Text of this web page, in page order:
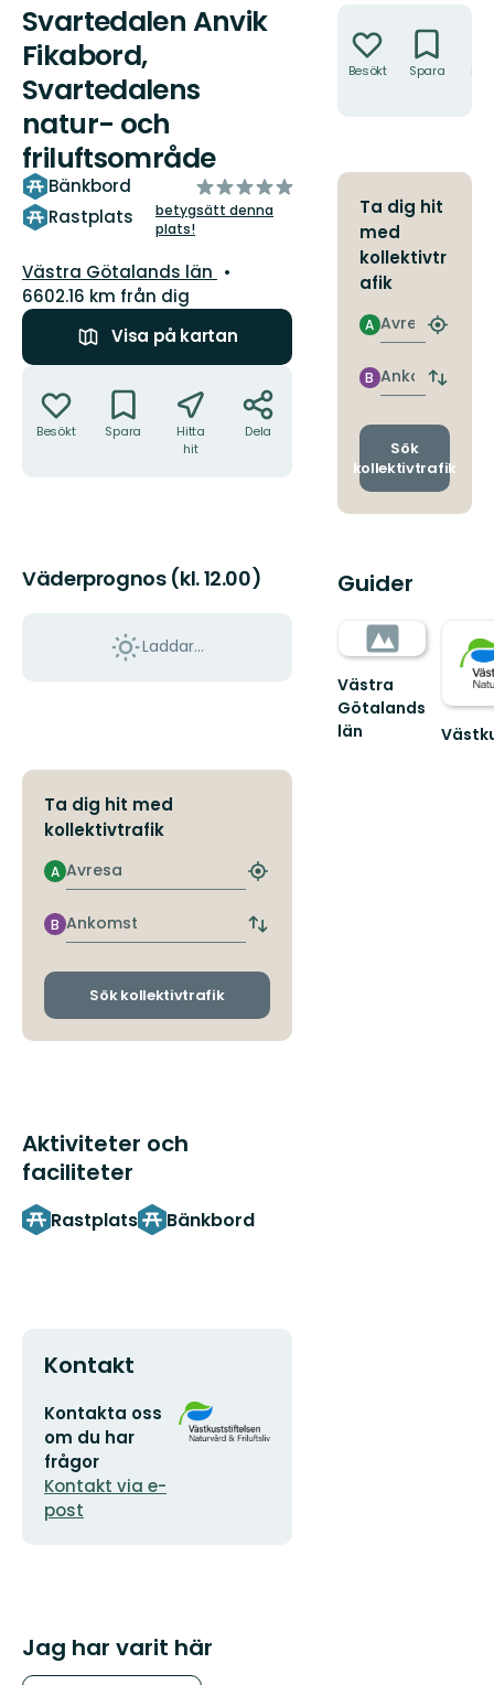
Svartedalen Anvik
Fikabord,
Svartedalens
natur- och
friluftsområde
Bänkbord
Rastplats
av
5
stjärnor
betygsätt denna
plats!
Län:
Västra Götalands län
6602.16 km från dig
Visa på kartan
Besökt Spara
Hitta
hit
Dela
Väderprognos (kl. 12.00)
Laddar...
Ta dig hit med
kollektivtrafik
Avresa
A
Hitta
hållplats
Ankomst
B
Byt
och
Sök kollektivtrafik
Aktiviteter och
faciliteter
Rastplats Bänkbord
Kontakt
E-
postadress
Kontakta oss
om du har
frågor
Kontakt via e-
post
Organisationens
logotyp
Jag har varit här
Besökt Spara
Ta dig hit
med
kollektivtr
afik
Avresa
A
Hitta
Ankomst
B
Byt
och
Sök
kollektivtrafik
Guider
Västra
Götalands
län